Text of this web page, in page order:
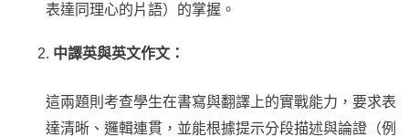
表達同理心的片語）的掌握。
中譯英與英文作文：
這兩題則考查學生在書寫與翻譯上的實戰能力，要求表
達清晰、邏輯連貫，並能根據提示分段描述與論證（例